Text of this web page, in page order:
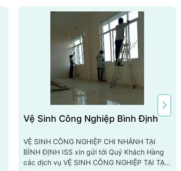
Vệ Sinh Công Nghiệp Bình Định
VỆ SINH CÔNG NGHIỆP CHI NHÁNH TẠI
BÌNH ĐỊNH ISS xin gửi tới Quý Khách Hàng
các dịch vụ VỆ SINH CÔNG NGHIỆP TẠI TẠI